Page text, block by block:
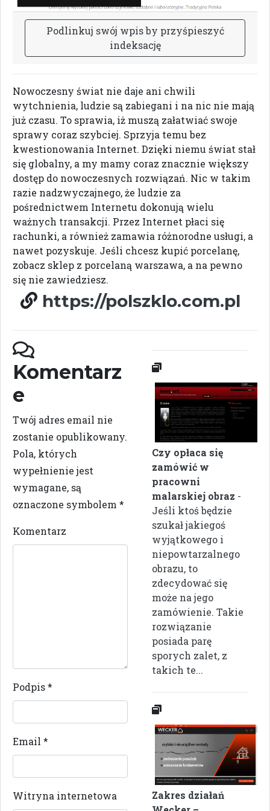
Podlinkuj swój wpisby przyśpieszyć
indeksację
Nowoczesny świat nie daje ani chwili
wytchnienia, ludzie są zabiegani i na nic nie mają
już czasu. To sprawia, iż muszą załatwiać swoje
sprawy coraz szybciej. Sprzyja temu bez
kwestionowania Internet. Dzięki niemu świat stał
się globalny, a my mamy coraz znacznie większy
dostęp do nowoczesnych rozwiązań. Nic w takim
razie nadzwyczajnego, że ludzie za
pośrednictwem Internetu dokonują wielu
ważnych transakcji. Przez Internet płaci się
rachunki, a również zamawia różnorodne usługi, a
nawet pozyskuje. Jeśli chcesz kupić porcelanę,
zobacz sklep z porcelaną warszawa, a na pewno
się nie zawiedziesz.
https://polszklo.com.pl
Komentarz
e
Twój adres email nie
zostanie opublikowany.
Pola, których
wypełnienie jest
wymagane, są
oznaczone symbolem *
Komentarz
Podpis*
Email *
Witryna internetowa
Czy opłaca się
zamówić w
pracowni
malarskiej obraz -
Jeśli ktoś będzie
szukał jakiegoś
wyjątkowego i
niepowtarzalnego
obrazu, to
zdecydować się
może na jego
zamówienie. Takie
rozwiązanie
posiada parę
sporych zalet, z
takich te...
Zakres działań